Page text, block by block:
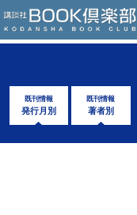
既刊情報
発行月別
既刊情報
著者別